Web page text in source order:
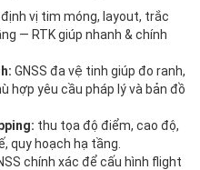
định vị tim móng, layout, trắc
— RTK giúp nhanh & chính
GNSS đa vệ tinh giúp đo ranh,
hợp yêu cầu pháp lý và bản đồ
thu tọa độ điểm, cao độ,
quy hoạch hạ tầng.
chính xác để cấu hình flight